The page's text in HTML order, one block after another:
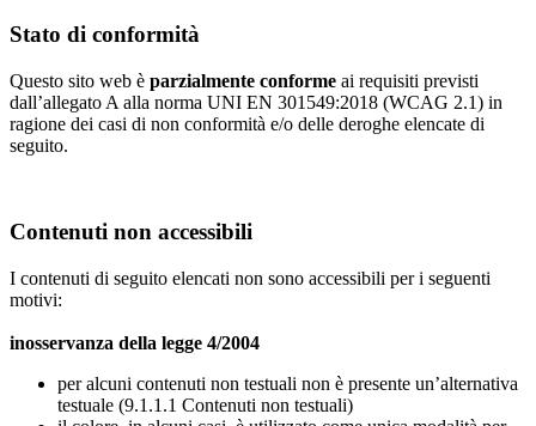
Stato di conformità
Questo sito web è parzialmente conforme ai requisiti previsti
dall’allegato A alla norma UNI EN 301549:2018 (WCAG 2.1) in
ragione dei casi di non conformità e/o delle deroghe elencate di
seguito.
Contenuti non accessibili
I contenuti di seguito elencati non sono accessibili per i seguenti
motivi:
inosservanza della legge 4/2004
per alcuni contenuti non testuali non è presente un’alternativa
testuale (9.1.1.1 Contenuti non testuali)